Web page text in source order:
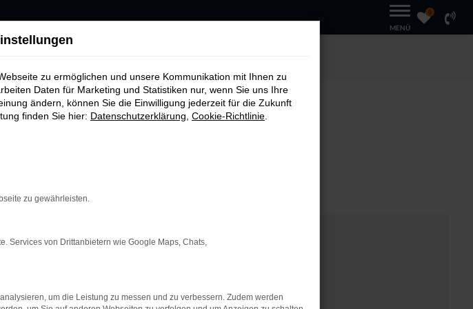
MENÜ
0
zu ermöglichen und unsere Kommunikation mit Ihnen zu
Daten für Marketing und Statistiken nur, wenn Sie uns Ihre
ändern, können Sie die Einwilligung jederzeit für die Zukunft
finden Sie hier: Datenschutzerklärung Cookie-Richtlinie
zu gewährleisten.
Services von Drittanbietern wie Google Maps, Chats,
um die Leistung zu messen und zu verbessern. Zudem werden